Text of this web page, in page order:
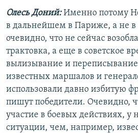
Олесь Доний: Именно потому
в дальнейшем в Париже, а не в
очевидно, что не сейчас
трактовка, а еще в советское
вылизывание и
известных маршалов и
использовали давно избитую
пишут победители. Очевидно,
участие в боевых действиях, у
ситуации, чем, например,